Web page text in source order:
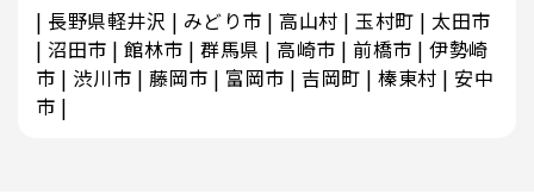
長野県軽井沢 みどり市 高山村 玉村町
太田市
沼田市
館林市 群馬県 高崎市 前橋市
伊勢崎
市
渋川市 藤岡市 富岡市 吉岡町 榛東村
安中
市